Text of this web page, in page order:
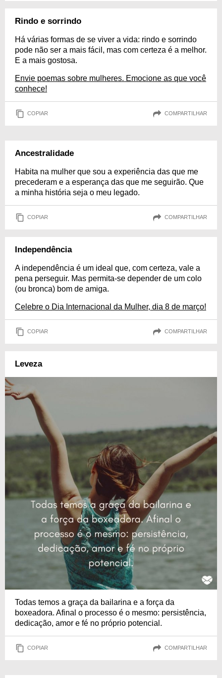
Rindo e sorrindo
Há várias formas de se viver a vida: rindo e sorrindo
pode não ser a mais fácil, mas com certeza é a melhor.
E a mais gostosa.
Envie poemas sobre mulheres. Emocione as que você
conhece!
COPIAR COMPARTILHAR
Ancestralidade
Habita na mulher que sou a experiência das que me
precederam e a esperança das que me seguirão. Que
a minha história seja o meu legado.
COPIAR COMPARTILHAR
Independência
A independência é um ideal que, com certeza, vale a
pena perseguir. Mas permita-se depender de um colo
(ou bronca) bom de amiga.
Celebre o Dia Internacional da Mulher, dia 8 de março!
COPIAR COMPARTILHAR
Leveza
Todas temos a graça da bailarina e a força da
boxeadora. Afinal o processo é o mesmo: persistência,
dedicação, amor e fé no próprio potencial.
COPIAR COMPARTILHAR